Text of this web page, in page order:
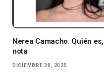
Nerea Camacho: Quién
nota
DICIEMBRE 30, 2025